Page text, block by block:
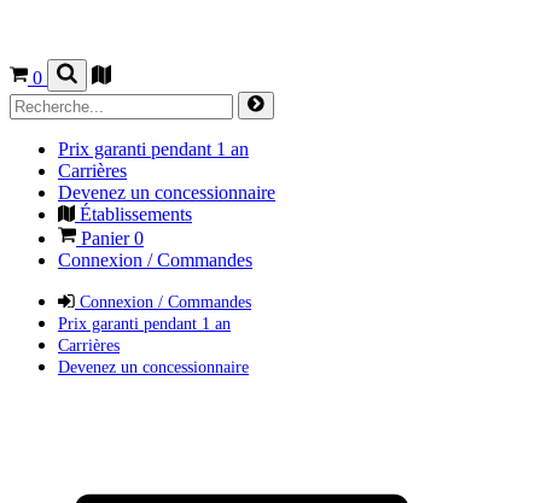
0
Prix garanti pendant 1 an
Carrières
Devenez un concessionnaire
Établissements
Panier0
Connexion / Commandes
Connexion / Commandes
Prix garanti pendant 1 an
Carrières
Devenez un concessionnaire